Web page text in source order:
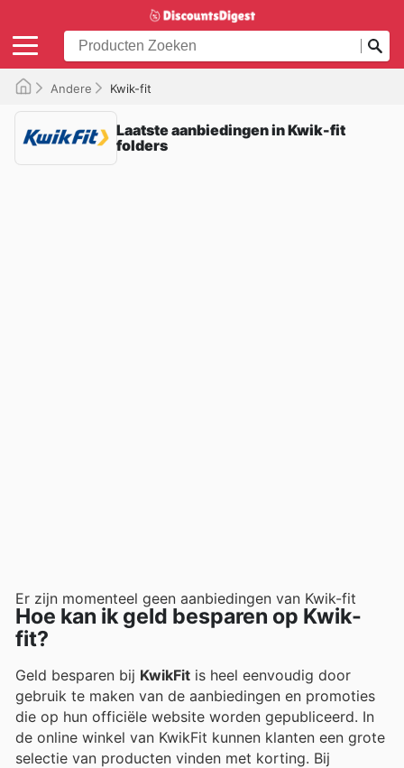
Andere Kwik-fit
Laatste aanbiedingen in Kwik-fit
folders
Er zijn momenteel geen aanbiedingen van Kwik-fit
Hoe kan ik geld besparen op Kwik-
fit?
Geld besparen bij KwikFit is heel eenvoudig door
gebruik te maken van de aanbiedingen en promoties
die op hun officiële website worden gepubliceerd. In
de online winkel van KwikFit kunnen klanten een grote
selectie van producten vinden met korting. Bij